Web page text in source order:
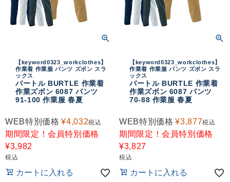
【keyword0323_workclothes】
作業着 作業服 パンツ ズボン スラ
ックス
バートル BURTLE 作業着
作業ズボン 6087 パンツ
91-100 作業服 春夏
WEB特別価格 ¥4,032税込
期間限定！会員特別価格
¥3,982
税込
カートに入れる
【keyword0323_workclothes】
作業着 作業服 パンツ ズボン スラ
ックス
バートル BURTLE 作業着
作業ズボン 6087 パンツ
70-88 作業服 春夏
WEB特別価格 ¥3,877税込
期間限定！会員特別価格
¥3,827
税込
カートに入れる